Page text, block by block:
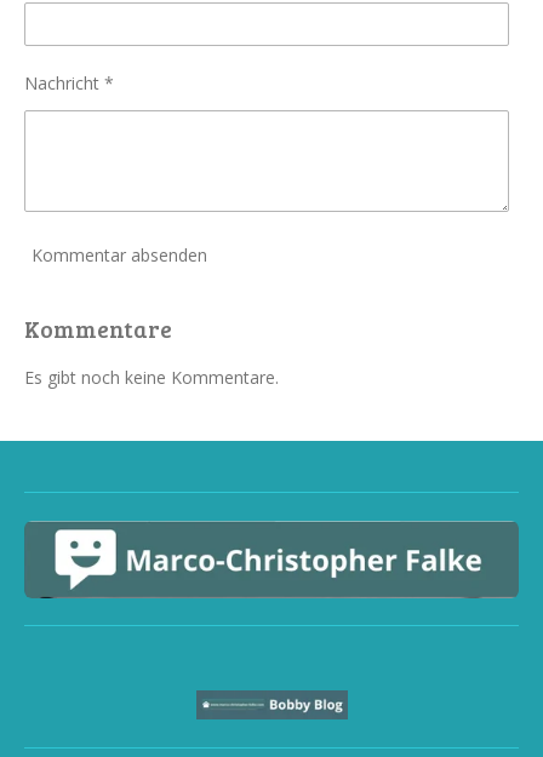
Nachricht *
Kommentar absenden
Kommentare
Es gibt noch keine Kommentare.